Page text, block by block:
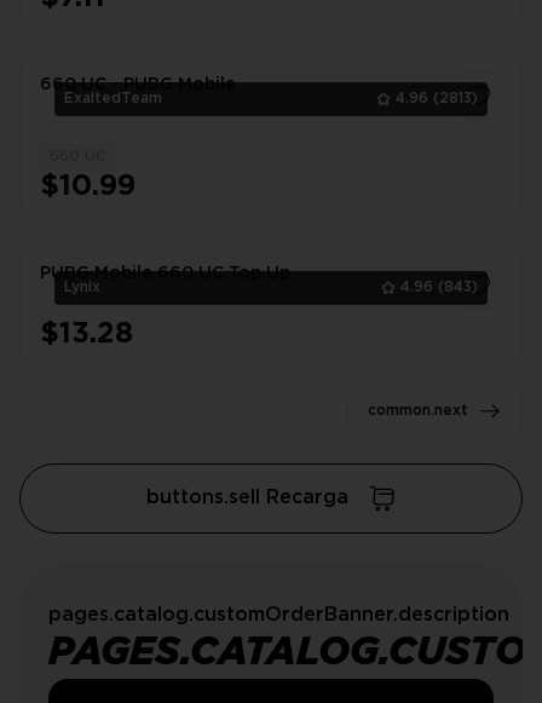
ExaltedTeam 4.96 (2813)
660 UC - PUBG Mobile
$10.99
Lynix 4.96 (843)
PUBG Mobile 660 UC Top Up
$13.28
common.next
buttons.sell Recarga
pages.catalog.customOrderBanner.description